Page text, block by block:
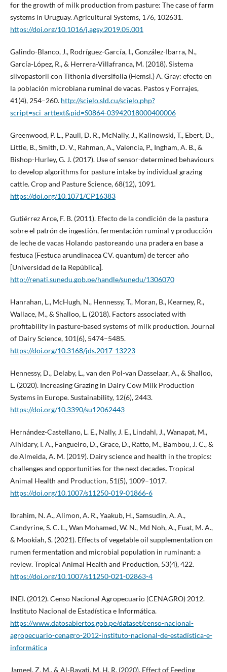
for the growth of milk production from pasture: The case of farm
systems in Uruguay. Agricultural Systems, 176, 102631.
https://doi.org/10.1016/j.agsy.2019.05.001
Galindo-Blanco, J., Rodríguez-García, I., González-Ibarra, N.,
García-López, R., & Herrera-Villafranca, M. (2018). Sistema
silvopastoril con Tithonia diversifolia (Hemsl.) A. Gray: efecto en
la población microbiana ruminal de vacas. Pastos y Forrajes,
41(4), 254–260. http://scielo.sld.cu/scielo.php?
script=sci_arttext&pid=S0864-03942018000400006
Greenwood, P. L., Paull, D. R., McNally, J., Kalinowski, T., Ebert, D.,
Little, B., Smith, D. V., Rahman, A., Valencia, P., Ingham, A. B., &
Bishop-Hurley, G. J. (2017). Use of sensor-determined behaviours
to develop algorithms for pasture intake by individual grazing
cattle. Crop and Pasture Science, 68(12), 1091.
https://doi.org/10.1071/CP16383
Gutiérrez Arce, F. B. (2011). Efecto de la condición de la pastura
sobre el patrón de ingestión, fermentación ruminal y producción
de leche de vacas Holando pastoreando una pradera en base a
festuca (Festuca arundinacea CV. quantum) de tercer año
[Universidad de la República].
http://renati.sunedu.gob.pe/handle/sunedu/1306070
Hanrahan, L., McHugh, N., Hennessy, T., Moran, B., Kearney, R.,
Wallace, M., & Shalloo, L. (2018). Factors associated with
profitability in pasture-based systems of milk production. Journal
of Dairy Science, 101(6), 5474–5485.
https://doi.org/10.3168/jds.2017-13223
Hennessy, D., Delaby, L., van den Pol-van Dasselaar, A., & Shalloo,
L. (2020). Increasing Grazing in Dairy Cow Milk Production
Systems in Europe. Sustainability, 12(6), 2443.
https://doi.org/10.3390/su12062443
Hernández-Castellano, L. E., Nally, J. E., Lindahl, J., Wanapat, M.,
Alhidary, I. A., Fangueiro, D., Grace, D., Ratto, M., Bambou, J. C., &
de Almeida, A. M. (2019). Dairy science and health in the tropics:
challenges and opportunities for the next decades. Tropical
Animal Health and Production, 51(5), 1009–1017.
https://doi.org/10.1007/s11250-019-01866-6
Ibrahim, N. A., Alimon, A. R., Yaakub, H., Samsudin, A. A.,
Candyrine, S. C. L., Wan Mohamed, W. N., Md Noh, A., Fuat, M. A.,
& Mookiah, S. (2021). Effects of vegetable oil supplementation on
rumen fermentation and microbial population in ruminant: a
review. Tropical Animal Health and Production, 53(4), 422.
https://doi.org/10.1007/s11250-021-02863-4
INEI. (2012). Censo Nacional Agropecuario (CENAGRO) 2012.
Instituto Nacional de Estadística e Informática.
https://www.datosabiertos.gob.pe/dataset/censo-nacional-
agropecuario-cenagro-2012-instituto-nacional-de-estadística-e-
informática
Jameel, Z. M., & Al-Bayati, M. H. R. (2020). Effect of Feeding